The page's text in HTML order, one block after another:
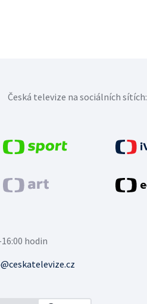
hodin
Česká televize na sociálních sítích: